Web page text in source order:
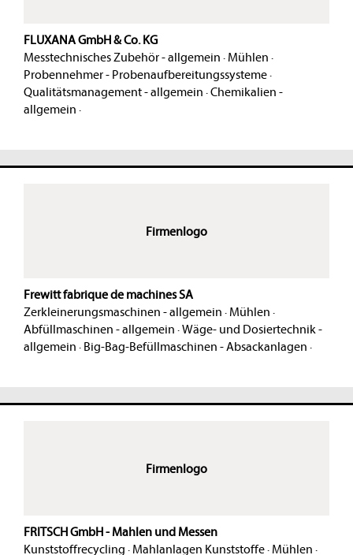
FLUXANA GmbH & Co. KG
Messtechnisches Zubehör - allgemein · Mühlen ·
Probennehmer - Probenaufbereitungssysteme·
Qualitätsmanagement - allgemein ·Chemikalien -
allgemein ·
Firmenlogo
Frewitt fabrique de machines SA
Zerkleinerungsmaschinen - allgemein · Mühlen ·
Abfüllmaschinen - allgemein ·Wäge- und Dosiertechnik -
allgemein · Big-Bag-Befüllmaschinen - Absackanlagen ·
Firmenlogo
FRITSCH GmbH - Mahlen und Messen
Kunststoffrecycling · Mahlanlagen Kunststoffe· Mühlen ·